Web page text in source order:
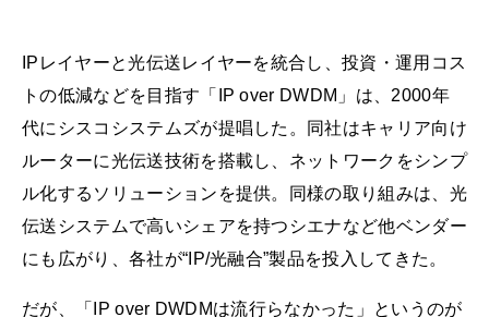
IPレイヤーと光伝送レイヤーを統合し、投資・運用コス
トの低減などを目指す「IP over DWDM」は、2000年
代にシスコシステムズが提唱した。同社はキャリア向け
ルーターに光伝送技術を搭載し、ネットワークをシンプ
ル化するソリューションを提供。同様の取り組みは、光
伝送システムで高いシェアを持つシエナなど他ベンダー
にも広がり、各社が“IP/光融合”製品を投入してきた。
だが、「IP over DWDMは流行らなかった」というのが